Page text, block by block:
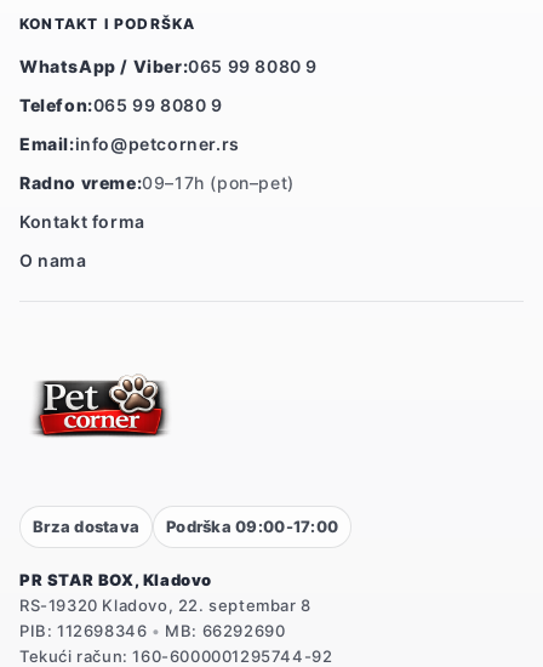
KONTAKT I PODRŠKA
WhatsApp / Viber:065 99 8080 9
Telefon:065 99 8080 9
Email:info@petcorner.rs
Radno vreme:09–17h (pon–pet)
Kontakt forma
O nama
Brza dostava Podrška 09:00-17:00
PR STAR BOX, Kladovo
RS-19320 Kladovo, 22. septembar 8
PIB: 112698346 • MB: 66292690
Tekući račun: 160-6000001295744-92